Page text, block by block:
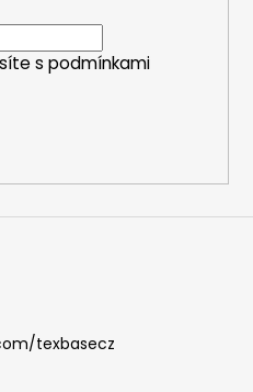
s podmínkami
texbasecz